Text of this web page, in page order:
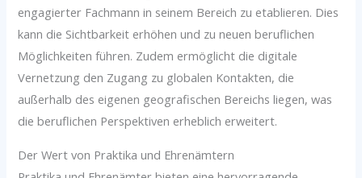
engagierter Fachmann in seinem Bereich zu etablieren. Dies
kann die Sichtbarkeit erhöhen und zu neuen beruflichen
Möglichkeiten führen. Zudem ermöglicht die digitale
Vernetzung den Zugang zu globalen Kontakten, die
außerhalb des eigenen geografischen Bereichs liegen, was
die beruflichen Perspektiven erheblich erweitert.
Der Wert von Praktika und Ehrenämtern